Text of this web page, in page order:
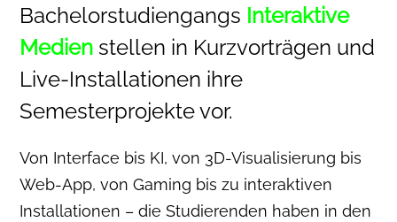
Bachelorstudiengangs Interaktive
Medien stellen in Kurzvorträgen und
Live-Installationen ihre
Semesterprojekte vor.
Von Interface bis KI, von 3D-Visualisierung bis
Web-App, von Gaming bis zu interaktiven
Installationen – die Studierenden haben in den